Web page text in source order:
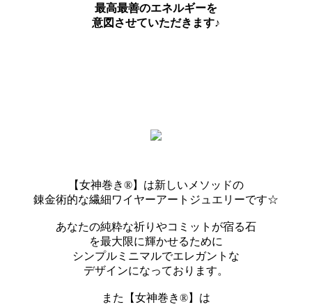
最高最善のエネルギーを
意図させていただきます♪
【女神巻き®】は新しいメソッドの
錬金術的な繊細ワイヤーアートジュエリーです☆
あなたの純粋な祈りやコミットが宿る石
を最大限に輝かせるために
シンプルミニマルでエレガントな
デザインになっております。
また【女神巻き®】は